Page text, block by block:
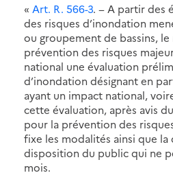
« Art. R. 566-3. − A partir des
des risques d’inondation
ou groupement de bassins,
prévention des risques
national une évaluation
d’inondation désignant en
ayant un impact national,
cette évaluation, après avis
pour la prévention des
fixe les modalités ainsi que la
disposition du public qui ne
mois.